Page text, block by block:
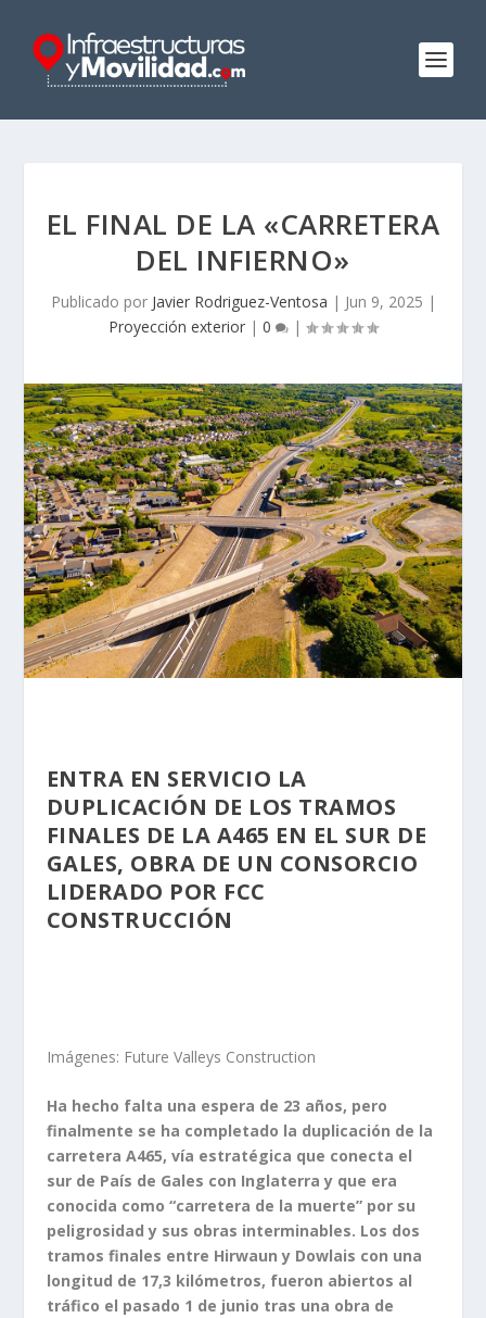
EL FINAL DE LA «CARRETERA
DEL INFIERNO»
Publicado por Javier Rodriguez-Ventosa | Jun 9, 2025 |
Proyección exterior | 0 |
ENTRA EN SERVICIO LA
DUPLICACIÓN DE LOS TRAMOS
FINALES DE LA A465 EN EL SUR DE
GALES, OBRA DE UN CONSORCIO
LIDERADO POR FCC
CONSTRUCCIÓN
Imágenes: Future Valleys Construction
Ha hecho falta una espera de 23 años, pero
finalmente se ha completado la duplicación de la
carretera A465, vía estratégica que conecta el
sur de País de Gales con Inglaterra y que era
conocida como “carretera de la muerte” por su
peligrosidad y sus obras interminables. Los dos
tramos finales entre Hirwaun y Dowlais con una
longitud de 17,3 kilómetros, fueron abiertos al
tráfico el pasado 1 de junio tras una obra de